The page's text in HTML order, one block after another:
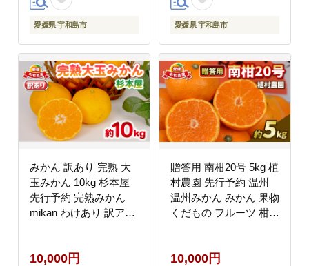
直送 数量限定 国産 愛
媛 愛媛県産 宇和島
愛媛県 宇和島市
愛媛蜜柑 愛媛みかん 農
家直送 産地直送 数量限
B015-037003
愛媛県 宇和島市
みかん 訳あり 完熟 大
玉みかん 10kg 杉本屋
先行予約 完熟みかん
mikan わけあり 訳アリ
愛媛県産 温州みかん 果
10,000円
贈答用 南柑20号 5kg 植
村農園 先行予約 温州
温州みかん みかん 果物
くだもの フルーツ 柑橘
送 数量限定 国産 愛媛
10,000円